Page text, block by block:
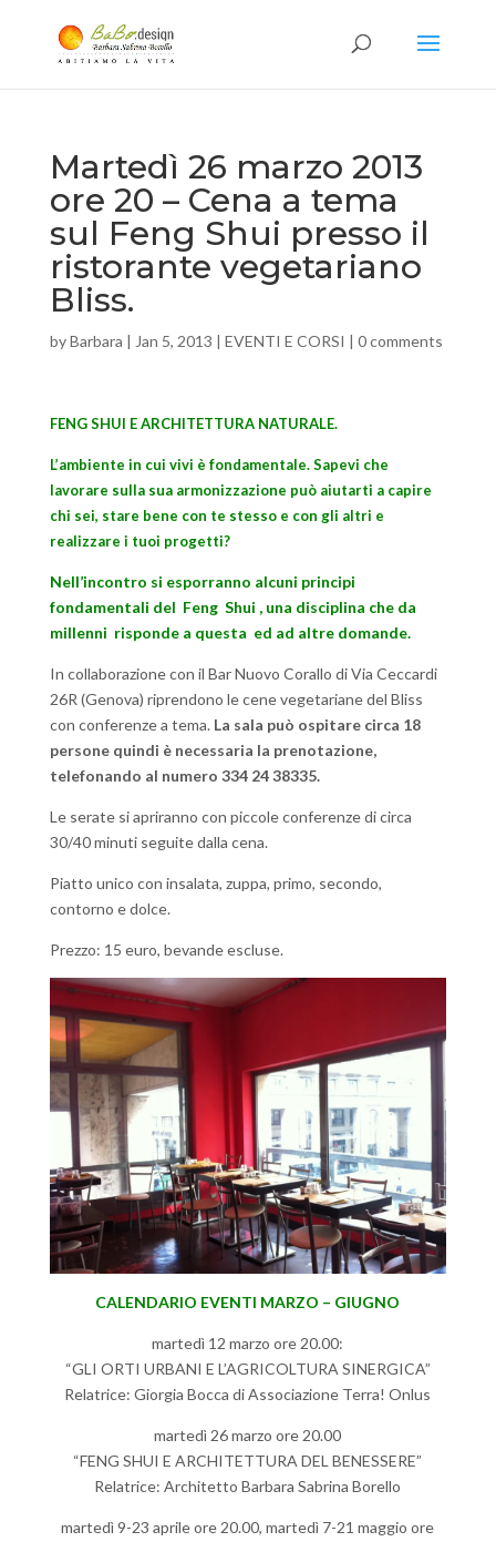
Martedì 26 marzo 2013
ore 20 – Cena a tema
sul Feng Shui presso il
ristorante vegetariano
Bliss.
byBarbara | Jan 5, 2013 | EVENTI E CORSI | 0 comments
FENG SHUI E ARCHITETTURA NATURALE.
L’ambiente in cui vivi è fondamentale. Sapevi che
lavorare sulla sua armonizzazione può aiutarti a capire
chi sei, stare bene con te stesso e con gli altri e
realizzare i tuoi progetti?
Nell’incontro si esporranno alcuni principi
fondamentali del Feng Shui , una disciplina che da
millenni risponde a questa ed ad altre domande.
In collaborazione con il Bar Nuovo Corallo di Via Ceccardi
26R (Genova) riprendono le cene vegetariane del Bliss
con conferenze a tema. La sala può ospitare circa 18
persone quindi è necessaria la prenotazione,
telefonando al numero 334 24 38335.
Le serate si apriranno con piccole conferenze di circa
30/40 minuti seguite dalla cena.
Piatto unico con insalata, zuppa, primo, secondo,
contorno e dolce.
Prezzo: 15 euro, bevande escluse.
CALENDARIO EVENTI MARZO – GIUGNO
martedì 12 marzo ore 20.00:
“GLI ORTI URBANI E L’AGRICOLTURA SINERGICA”
Relatrice: Giorgia Bocca di Associazione Terra! Onlus
martedì 26 marzo ore 20.00
“FENG SHUI E ARCHITETTURA DEL BENESSERE”
Relatrice: Architetto Barbara Sabrina Borello
martedì 9-23 aprile ore 20.00, martedì 7-21 maggio ore